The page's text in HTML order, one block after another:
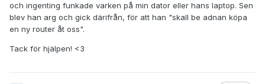
och ingenting funkade varken på min dator eller hans laptop. Sen
blev han arg och gick därifrån, för att han "skall be adnan köpa
en ny router åt oss".
Tack för hjälpen! <3